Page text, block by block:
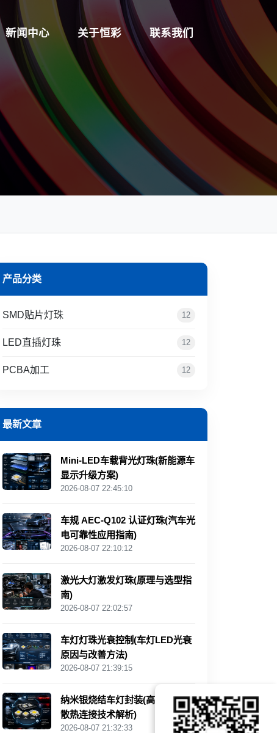
新闻中心 关于恒彩 联系我们
产品分类
SMD贴片灯珠 12
LED直插灯珠 12
PCBA加工 12
最新文章
Mini‑LED车载背光灯珠(新能源车
显示升级方案)
2026-08-07 22:45:10
车规 AEC‑Q102 认证灯珠(汽车光
电可靠性应用指南)
2026-08-07 22:10:12
激光大灯激发灯珠(原理与选型指
南)
2026-08-07 22:02:57
车灯灯珠光衰控制(车灯LED光衰
原因与改善方法)
2026-08-07 21:39:15
纳米银烧结车灯封装(高可靠LED
散热连接技术解析)
2026-08-07 21:32:33